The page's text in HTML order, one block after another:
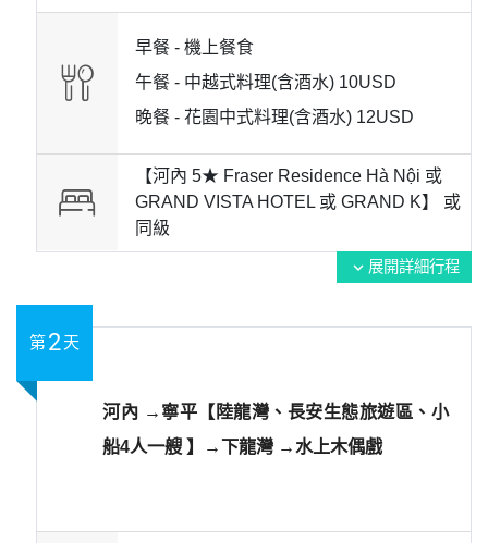
早餐 - 機上餐食
午餐 - 中越式料理(含酒水) 10USD
晚餐 - 花園中式料理(含酒水) 12USD
【河內 5★ Fraser Residence Hà Nội 或
GRAND VISTA HOTEL 或 GRAND K】 或
同級
expand_more 展開詳細行程
第2天
河內 →寧平【陸龍灣、長安生態旅遊區、小
船4人一艘 】→下龍灣 →水上木偶戲